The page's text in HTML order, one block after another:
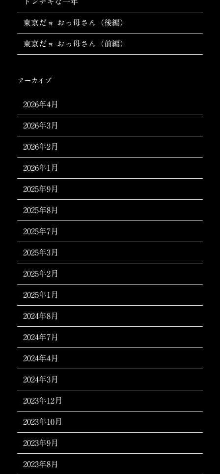
トンチキな一年
東京だョ おっ母さん（後編）
東京だョ おっ母さん（前編）
アーカイブ
2026年4月
2026年3月
2026年2月
2026年1月
2025年9月
2025年8月
2025年7月
2025年3月
2025年2月
2025年1月
2024年8月
2024年7月
2024年4月
2024年3月
2023年12月
2023年10月
2023年9月
2023年8月